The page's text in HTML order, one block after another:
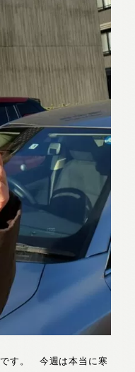
す。 今週は本当に寒